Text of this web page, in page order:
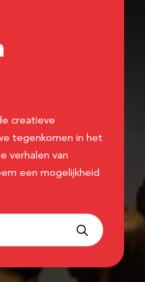
creatieve
tegenkomen in het
verhalen van
een mogelijkheid